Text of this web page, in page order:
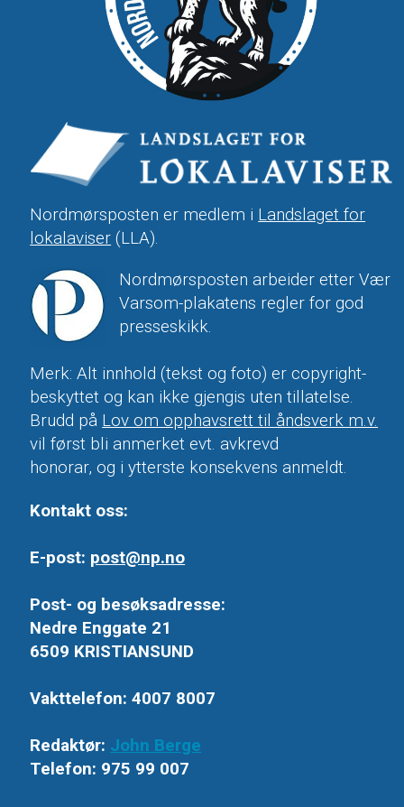
Nordmørsposten er medlem i Landslaget for
lokalaviser (LLA).
Nordmørsposten arbeider etter Vær
Varsom-plakatens regler for god
presseskikk.
Merk: Alt innhold (tekst og foto) er copyright-
beskyttet og kan ikke gjengis uten tillatelse.
Brudd på Lov om opphavsrett til åndsverk m.v.
vil først bli anmerket evt. avkrevd
honorar, og i ytterste konsekvens anmeldt.
Kontakt oss:
E-post: post@np.no
Post- og besøksadresse:
Nedre Enggate 21
6509 KRISTIANSUND
Vakttelefon: 4007 8007
Redaktør: John Berge
Telefon: 975 99 007